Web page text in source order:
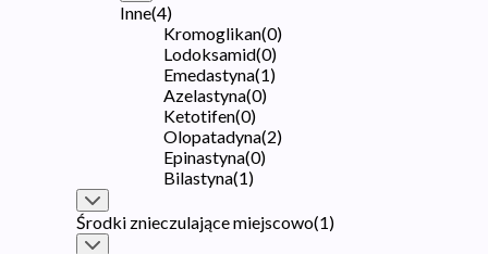
Inne(4)
Kromoglikan(0)
Lodoksamid(0)
Emedastyna(1)
Azelastyna(0)
Ketotifen(0)
Olopatadyna(2)
Epinastyna(0)
Bilastyna(1)
Środki znieczulające miejscowo(1)